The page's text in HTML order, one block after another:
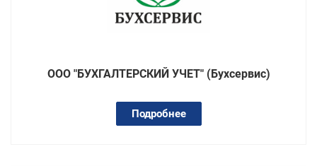
ООО "БУХГАЛТЕРСКИЙ УЧЕТ" (Бухсервис)
Подробнее